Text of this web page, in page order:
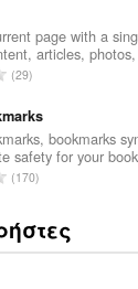
ο
γ
ή
ε
ω
ν
:
θ
μ
ο
λ
ο
γ
ή
ε
ω
ο
λ
ο
α
θ
μ
ο
ο
γ
page with a
articles,
Σ
ν
ο
λ
ο
α
θ
29
bookmarks
safety for your
Σ
ο
170